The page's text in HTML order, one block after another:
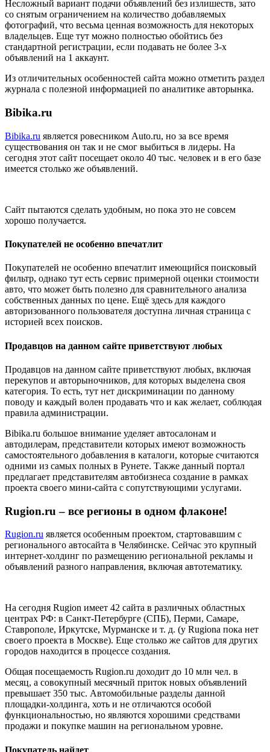
Несложный вариант подачи объявлений без излишеств, зато
со снятым ограничением на количество добавляемых
фотографий, что весьма ценная возможность для некоторых
владельцев. Еще тут можно полностью обойтись без
стандартной регистрации, если подавать не более 3-х
объявлений на 1 аккаунт.
Из отличительных особенностей сайта можно отметить раздел
журнала с полезной информацией по аналитике авторынка.
Bibika.ru
Bibika.ru является ровесником Auto.ru, но за все время
существования он так и не смог выбиться в лидеры. На
сегодня этот сайт посещает около 40 тыс. человек и в его базе
имеется столько же объявлений.
Сайт пытаются сделать удобным, но пока это не совсем
хорошо получается.
Покупателей не особенно впечатлит
Покупателей не особенно впечатлит имеющийся поисковый
фильтр, однако тут есть сервис примерной оценки стоимости
авто, что может быть полезно для сравнительного анализа
собственных данных по цене. Ещё здесь для каждого
авторизованного пользователя доступна личная страница с
историей всех поисков.
Продавцов на данном сайте приветствуют любых
Продавцов на данном сайте приветствуют любых, включая
перекупов и авторыночников, для которых выделена своя
категория. То есть, тут нет дискриминации по данному
поводу и каждый волен продавать что и как желает, соблюдая
правила администрации.
Bibika.ru большое внимание уделяет автосалонам и
автодилерам, представители которых имеют возможность
самостоятельного добавления в каталоги, которые считаются
одними из самых полных в Рунете. Также данный портал
предлагает представителям автобизнеса создание в рамках
проекта своего мини-сайта с сопутствующими услугами.
Rugion.ru – все регионы в одном флаконе!
Rugion.ru является особенным проектом, стартовавшим с
регионального автосайта в Челябинске. Сейчас это крупный
интернет-холдинг по размещению региональной рекламы и
объявлений разного направления, включая автотематику.
На сегодня Rugion имеет 42 сайта в различных областных
центрах РФ: в Санкт-Петербурге (СПБ), Перми, Самаре,
Ставрополе, Иркутске, Мурманске и т. д. (у Rugionа пока нет
своего проекта в Москве). Еще столько же сайтов для других
городов находится в процессе создания.
Общая посещаемость Rugion.ru доходит до 10 млн чел. в
месяц, а совокупный месячный приток новых объявлений
превышает 350 тыс. Автомобильные разделы данной
площадки-холдинга, хоть и не отличаются особой
функциональностью, но являются хорошими средствами
продажи и покупке машин на региональном уровне.
Покупатель найдет